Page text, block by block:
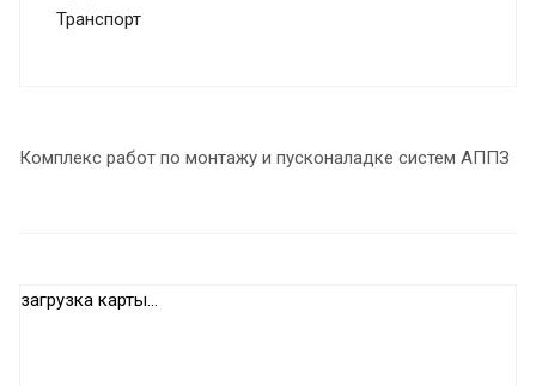
Транспорт
Комплекс работ по монтажу и пусконаладке систем АППЗ
загрузка карты...